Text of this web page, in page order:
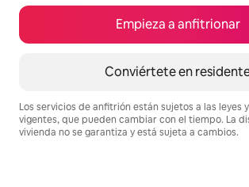
Empieza a anfitrionar
Conviértete en
Los servicios de anfitrión están sujetos a las leyes
vigentes, que pueden cambiar con el tiempo. La
vivienda no se garantiza y está sujeta a cambios.